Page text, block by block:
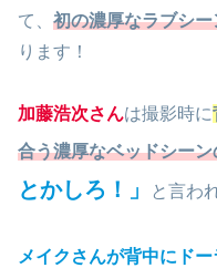
て、 初の濃厚なラブシー
ります！
加藤浩次さんは撮影時に
合う濃厚なベッドシーン
とかしろ！」
と言わ
メイクさんが背中にド